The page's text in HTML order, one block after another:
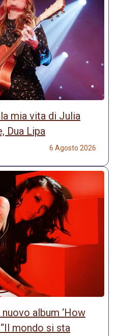
mia vita di Julia
Dua Lipa
6 Agosto 2026
album ‘How
mondo si sta